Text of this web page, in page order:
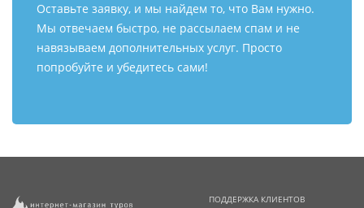
Оставьте заявку, и мы найдем то, что Вам нужно.
Мы отвечаем быстро, не рассылаем спам и не
навязываем дополнительных услуг. Просто
попробуйте и убедитесь сами!
ПОДДЕРЖКА КЛИЕНТОВ